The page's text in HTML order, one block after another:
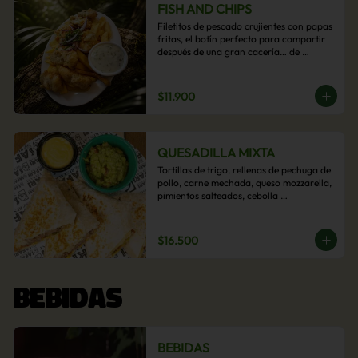
FISH AND CHIPS
Filetitos de pescado crujientes con papas
fritas, el botín perfecto para compartir
después de una gran cacería… de
$11.900
QUESADILLA MIXTA
Tortillas de trigo, rellenas de pechuga de
pollo, carne mechada, queso mozzarella,
pimientos salteados, cebolla
$16.500
BEBIDAS
BEBIDAS